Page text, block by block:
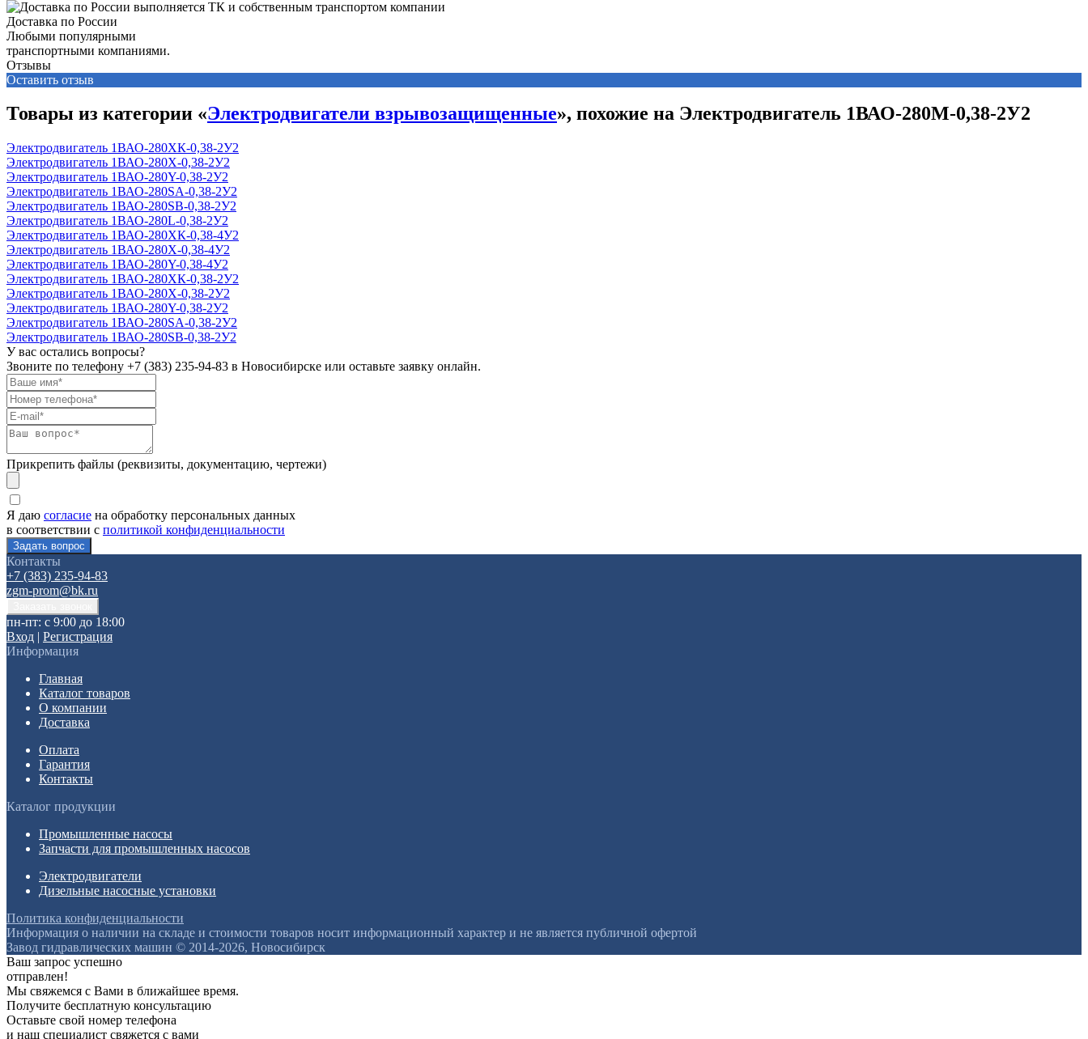
Доставка по России
Любыми популярными
транспортными компаниями.
Отзывы
Оставить отзыв
Товары из категории «Электродвигатели взрывозащищенные», похожие на Электродвигатель 1ВАО-280М-0,38-2У2
Электродвигатель 1ВАО-280ХК-0,38-2У2
Электродвигатель 1ВАО-280Х-0,38-2У2
Электродвигатель 1ВАО-280Y-0,38-2У2
Электродвигатель 1ВАО-280SА-0,38-2У2
Электродвигатель 1ВАО-280SВ-0,38-2У2
Электродвигатель 1ВАО-280L-0,38-2У2
Электродвигатель 1ВАО-280ХК-0,38-4У2
Электродвигатель 1ВАО-280Х-0,38-4У2
Электродвигатель 1ВАО-280Y-0,38-4У2
Электродвигатель 1ВАО-280ХК-0,38-2У2
Электродвигатель 1ВАО-280Х-0,38-2У2
Электродвигатель 1ВАО-280Y-0,38-2У2
Электродвигатель 1ВАО-280SА-0,38-2У2
Электродвигатель 1ВАО-280SВ-0,38-2У2
У вас остались вопросы?
Звоните по телефону +7 (383) 235-94-83 в Новосибирске или оставьте заявку онлайн.
Прикрепить файлы (реквизиты, документацию, чертежи)
Я даю согласие на обработку персональных данных
в соответствии с политикой конфиденциальности
Контакты
+7 (383) 235-94-83
zgm-prom@bk.ru
пн-пт: с 9:00 до 18:00
Вход | Регистрация
Информация
Главная
Каталог товаров
О компании
Доставка
Оплата
Гарантия
Контакты
Каталог продукции
Промышленные насосы
Запчасти для промышленных насосов
Электродвигатели
Дизельные насосные установки
Политика конфиденциальности
Информация о наличии на складе и стоимости товаров носит информационный характер и не является публичной офертой
Завод гидравлических машин © 2014-2026, Новосибирск
Ваш запрос успешно
отправлен!
Мы свяжемся с Вами в ближайшее время.
Получите бесплатную консультацию
Оставьте свой номер телефона
и наш специалист свяжется с вами